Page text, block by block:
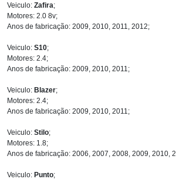
Veiculo: Zafira;
Motores: 2.0 8v;
Anos de fabricação: 2009, 2010, 2011, 2012;
Veiculo: S10;
Motores: 2.4;
Anos de fabricação: 2009, 2010, 2011;
Veiculo: Blazer;
Motores: 2.4;
Anos de fabricação: 2009, 2010, 2011;
Veiculo: Stilo;
Motores: 1.8;
Anos de fabricação: 2006, 2007, 2008, 2009, 2010,
Veiculo: Punto;